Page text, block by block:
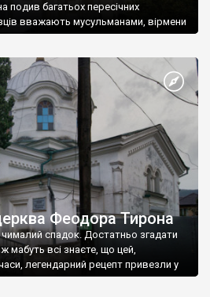
подив багатьох пересічних
вважають мусульманами, вірмени
Феодора Тирона
чималий спадок. Достатньо згадати
мабуть всі знаєте, що цей,
легендарний рецепт привезли у